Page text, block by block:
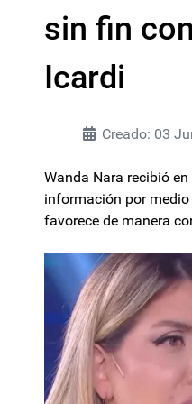
sin fin
Icardi
Creado: 03
Wanda Nara recibió
información por
favorece de manera